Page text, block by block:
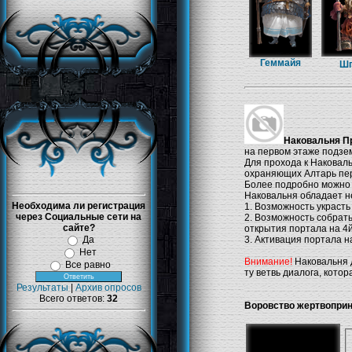
Необходима ли регистрация
через Социальные сети на
сайте?
Да
Нет
Все равно
Результаты
Архив опросов
Всего ответов: 32
Геммайя
Наковальня
на первом этаже
Для прохода к
охраняющих Алтарь
Более подробно можно
Наковальня обладает
1. Возможность
2. Возможность
открытия портала на
3. Активация портала
Внимание!Наковальня
ту ветвь диалога,
Воровство